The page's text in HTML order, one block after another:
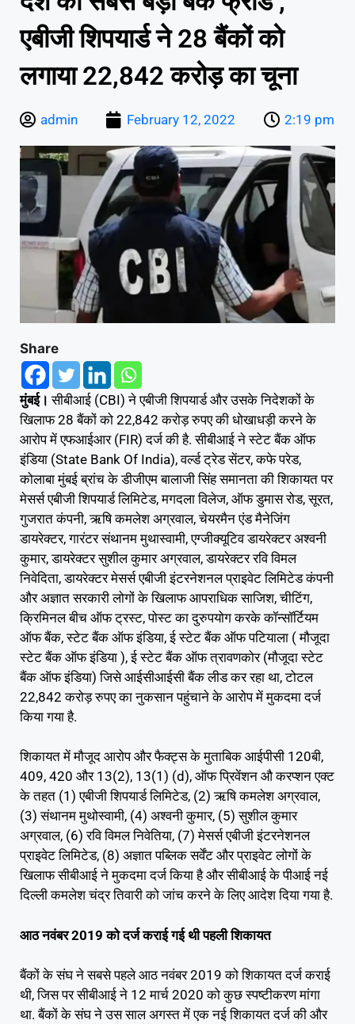
एबीजी शिपयार्ड ने 28 बैंकों को
लगाया 22,842 करोड़ का चूना
admin February 12, 2022 2:19 pm
Share
मुंबई। सीबीआई (CBI) ने एबीजी शिपयार्ड और उसके निदेशकों के
खिलाफ 28 बैंकों को 22,842 करोड़ रुपए की धोखाधड़ी करने के
आरोप में एफआईआर (FIR) दर्ज की है. सीबीआई ने स्टेट बैंक ऑफ
इंडिया (State Bank Of India), वर्ल्ड ट्रेड सेंटर, कफे परेड,
कोलाबा मुंबई ब्रांच के डीजीएम बालाजी सिंह समानता की शिकायत पर
मेसर्स एबीजी शिपयार्ड लिमिटेड, मगदला विलेज, ऑफ डुमास रोड, सूरत,
गुजरात कंपनी, ऋषि कमलेश अग्रवाल, चेयरमैन एंड मैनेजिंग
डायरेक्टर, गारंटर संथानम मुथास्वामी, एग्जीक्यूटिव डायरेक्टर अश्वनी
कुमार, डायरेक्टर सुशील कुमार अग्रवाल, डायरेक्टर रवि विमल
निवेदिता, डायरेक्टर मेसर्स एबीजी इंटरनेशनल प्राइवेट लिमिटेड कंपनी
और अज्ञात सरकारी लोगों के खिलाफ आपराधिक साजिश, चीटिंग,
क्रिमिनल बीच ऑफ ट्रस्ट, पोस्ट का दुरुपयोग करके कॉन्सॉर्टियम
ऑफ बैंक, स्टेट बैंक ऑफ इंडिया, ई स्टेट बैंक ऑफ पटियाला ( मौजूदा
स्टेट बैंक ऑफ इंडिया ), ई स्टेट बैंक ऑफ त्रावणकोर (मौजूदा स्टेट
बैंक ऑफ इंडिया) जिसे आईसीआईसी बैंक लीड कर रहा था, टोटल
22,842 करोड़ रुपए का नुकसान पहुंचाने के आरोप में मुकदमा दर्ज
किया गया है.
शिकायत में मौजूद आरोप और फैक्ट्स के मुताबिक आईपीसी 120बी,
409, 420 और 13(2), 13(1) (d), ऑफ प्रिवेंशन औ करप्शन एक्ट
के तहत (1) एबीजी शिपयार्ड लिमिटेड, (2) ऋषि कमलेश अग्रवाल,
(3) संथानम मुथोस्वामी, (4) अश्वनी कुमार, (5) सुशील कुमार
अग्रवाल, (6) रवि विमल निवेतिया, (7) मेसर्स एबीजी इंटरनेशनल
प्राइवेट लिमिटेड, (8) अज्ञात पब्लिक सर्वेंट और प्राइवेट लोगों के
खिलाफ सीबीआई ने मुकदमा दर्ज किया है और सीबीआई के पीआई नई
दिल्ली कमलेश चंद्र तिवारी को जांच करने के लिए आदेश दिया गया है.
आठ नवंबर 2019 को दर्ज कराई गई थी पहली शिकायत
बैंकों के संघ ने सबसे पहले आठ नवंबर 2019 को शिकायत दर्ज कराई
थी, जिस पर सीबीआई ने 12 मार्च 2020 को कुछ स्पष्टीकरण मांगा
था. बैंकों के संघ ने उस साल अगस्त में एक नई शिकायत दर्ज की और